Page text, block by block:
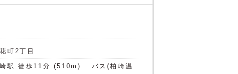
花町2丁目
崎駅 徒歩11分 (510m)
バス(柏崎温